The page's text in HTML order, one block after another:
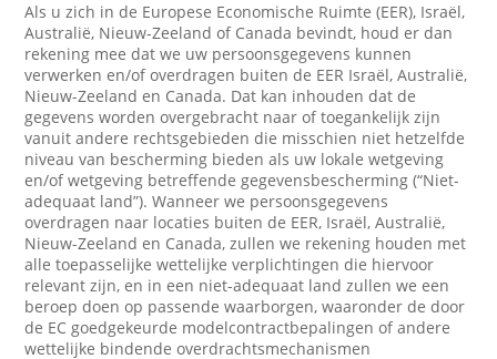
Als u zich in de Europese Economische Ruimte (EER), Israël,
Australië, Nieuw-Zeeland of Canada bevindt, houd er dan
rekening mee dat we uw persoonsgegevens kunnen
verwerken en/of overdragen buiten de EER Israël, Australië,
Nieuw-Zeeland en Canada. Dat kan inhouden dat de
gegevens worden overgebracht naar of toegankelijk zijn
vanuit andere rechtsgebieden die misschien niet hetzelfde
niveau van bescherming bieden als uw lokale wetgeving
en/of wetgeving betreffende gegevensbescherming (“Niet-
adequaat land”). Wanneer we persoonsgegevens
overdragen naar locaties buiten de EER, Israël, Australië,
Nieuw-Zeeland en Canada, zullen we rekening houden met
alle toepasselijke wettelijke verplichtingen die hiervoor
relevant zijn, en in een niet-adequaat land zullen we een
beroep doen op passende waarborgen, waaronder de door
de EC goedgekeurde modelcontractbepalingen of andere
wettelijke bindende overdrachtsmechanismen